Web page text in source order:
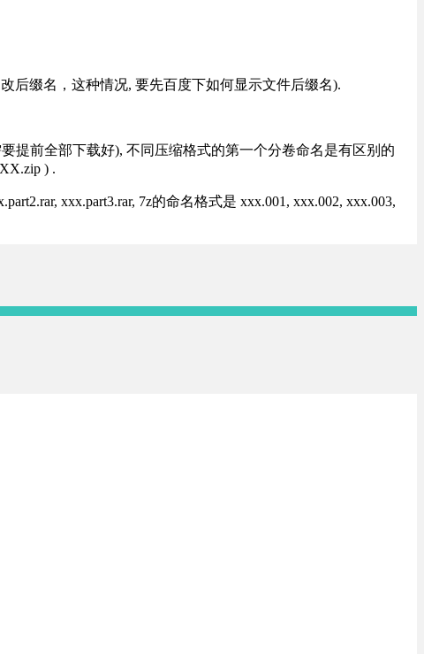
后缀名，这种情况, 要先百度下如何显示文件后缀名).
提前全部下载好), 不同压缩格式的第一个分卷命名是有区别的
) .
xxx.part3.rar, 7z的命名格式是 xxx.001, xxx.002, xxx.003,